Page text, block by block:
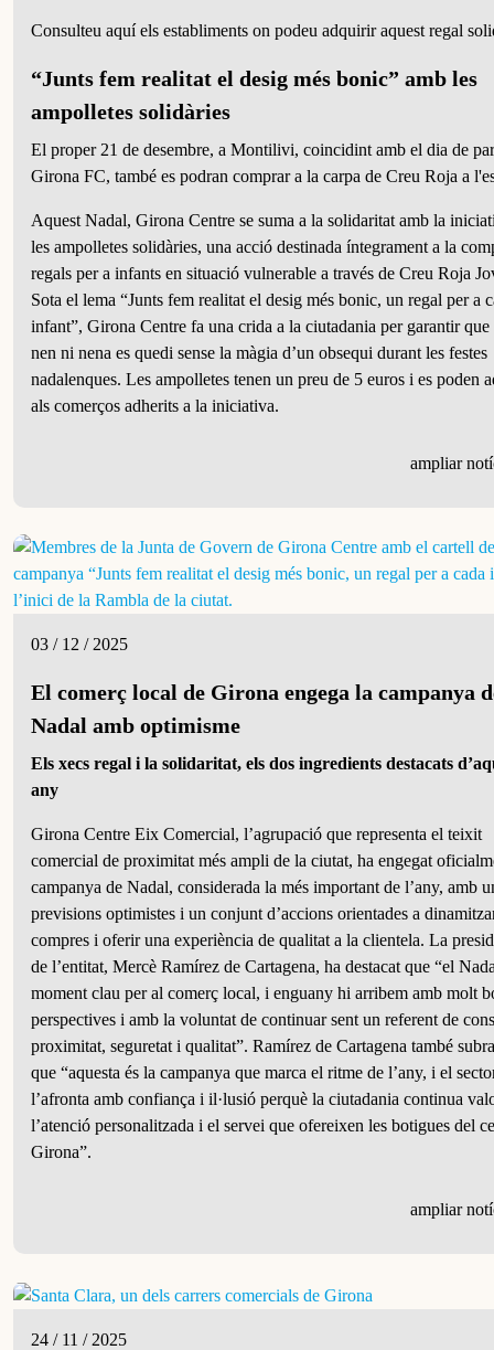
Consulteu aquí els establiments on podeu adquirir aquest regal
“Junts fem realitat el desig més bonic” amb les
ampolletes solidàries
El proper 21 de desembre, a Montilivi, coincidint amb el dia de
Girona FC, també es podran comprar a la carpa de Creu Roja a
Aquest Nadal, Girona Centre se suma a la solidaritat amb la
les ampolletes solidàries, una acció destinada íntegrament a la
regals per a infants en situació vulnerable a través de Creu Roja
Sota el lema “Junts fem realitat el desig més bonic, un regal per a
infant”, Girona Centre fa una crida a la ciutadania per garantir que
nen ni nena es quedi sense la màgia d’un obsequi durant les festes
nadalenques. Les ampolletes tenen un preu de 5 euros i es poden
als comerços adherits a la iniciativa.
ampliar
03 / 12 / 2025
El comerç local de Girona engega la campanya
Nadal amb optimisme
Els xecs regal i la solidaritat, els dos ingredients destacats
any
Girona Centre Eix Comercial, l’agrupació que representa el teixit
comercial de proximitat més ampli de la ciutat, ha engegat
campanya de Nadal, considerada la més important de l’any, amb
previsions optimistes i un conjunt d’accions orientades a
compres i oferir una experiència de qualitat a la clientela. La
de l’entitat, Mercè Ramírez de Cartagena, ha destacat que “el
moment clau per al comerç local, i enguany hi arribem amb molt
perspectives i amb la voluntat de continuar sent un referent de
proximitat, seguretat i qualitat”. Ramírez de Cartagena també
que “aquesta és la campanya que marca el ritme de l’any, i el
l’afronta amb confiança i il·lusió perquè la ciutadania continua
l’atenció personalitzada i el servei que ofereixen les botigues del
Girona”.
ampliar
24 / 11 / 2025